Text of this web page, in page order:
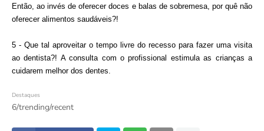
Então, ao invés de oferecer doces e balas de sobremesa, por quê não
oferecer alimentos saudáveis?!
5 - Que tal aproveitar o tempo livre do recesso para fazer uma visita
ao dentista?! A consulta com o profissional estimula as crianças a
cuidarem melhor dos dentes.
Destaques
6/trending/recent